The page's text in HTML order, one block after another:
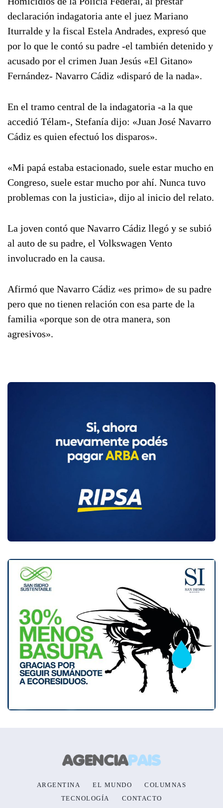
declaración indagatoria ante el juez Mariano
Iturralde y la fiscal Estela Andrades, expresó que
por lo que le contó su padre -el también detenido y
acusado por el crimen Juan Jesús «El Gitano»
Fernández- Navarro Cádiz «disparó de la nada».
En el tramo central de la indagatoria -a la que
accedió Télam-, Stefanía dijo: «Juan José Navarro
Cádiz es quien efectuó los disparos».
«Mi papá estaba estacionado, suele estar mucho en
Congreso, suele estar mucho por ahí. Nunca tuvo
problemas con la justicia», dijo al inicio del relato.
La joven contó que Navarro Cádiz llegó y se subió
al auto de su padre, el Volkswagen Vento
involucrado en la causa.
Afirmó que Navarro Cádiz «es primo» de su padre
pero que no tienen relación con esa parte de la
familia «porque son de otra manera, son
agresivos».
ARGENTINA EL MUNDO
COLUMNAS
TECNOLOGÍA
CONTACTO